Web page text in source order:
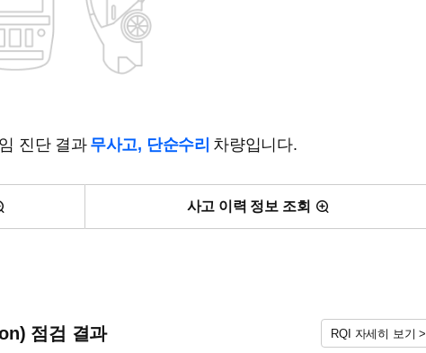
진단 결과 무사고, 단순수리 차량입니다.
사고 이력 정보 조회
점검 결과 RQI 자세히 보기 >